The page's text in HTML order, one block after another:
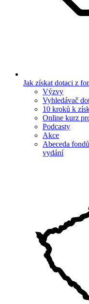
Jak získat dotaci z
Výzvy
Vyhledávač
10 kroků k
Online kurz
Podcasty
Akce
Abeceda
vydání